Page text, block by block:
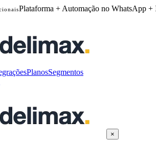
Plataforma + Automação no WhatsApp
PlanosSegmentos
×